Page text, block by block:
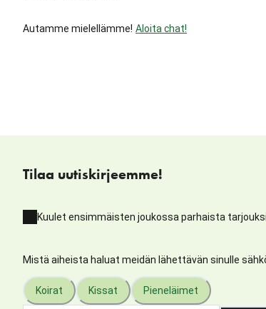
Autamme mielellämme! Aloita chat!
Tilaa uutiskirjeemme!
Kuulet ensimmäisten joukossa parhaista
Mistä aiheista haluat meidän lähettävän sinulle
Koirat Kissat Pieneläimet